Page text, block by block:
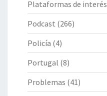
Plataformas de interés
Podcast (266)
Policía (4)
Portugal (8)
Problemas (41)